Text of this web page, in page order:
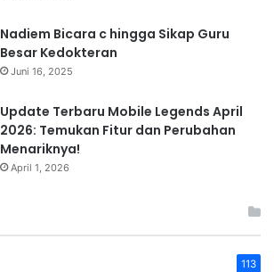
Nadiem Bicara c hingga Sikap Guru
Besar Kedokteran
Juni 16, 2025
Update Terbaru Mobile Legends April
2026: Temukan Fitur dan Perubahan
Menariknya!
April 1, 2026
113